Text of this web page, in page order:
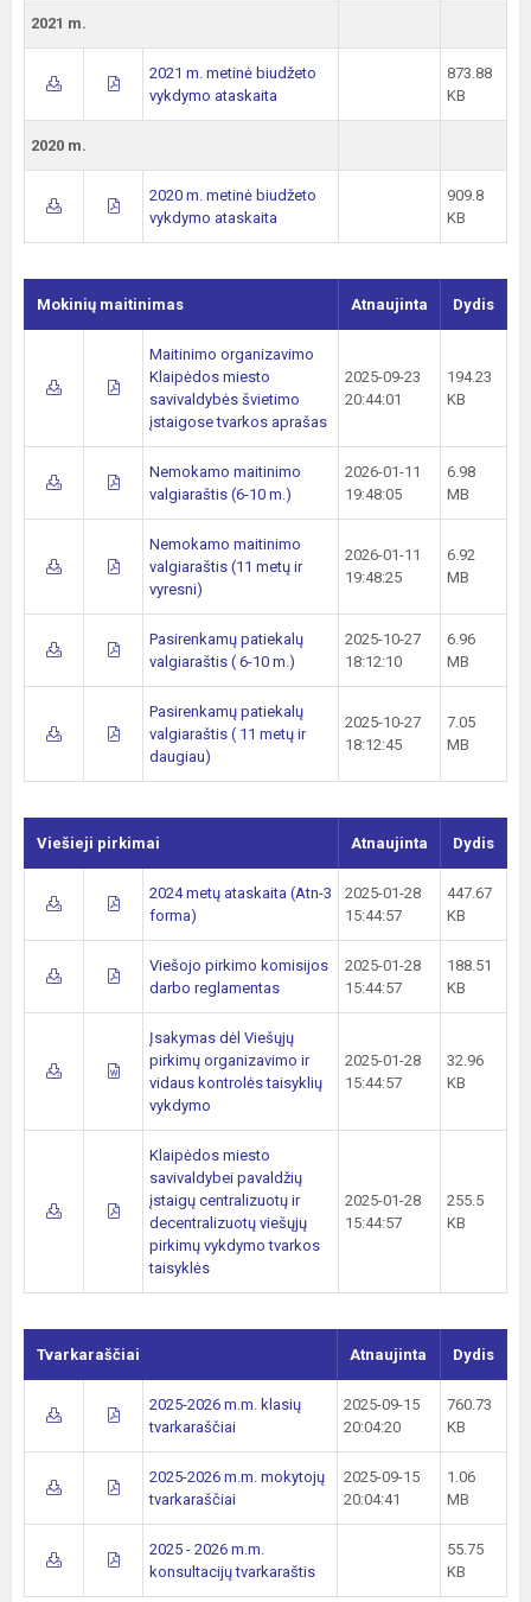
2021 m.
2021 m. metinė biudžeto
vykdymo ataskaita
873.88
KB
2020 m.
2020 m. metinė biudžeto
vykdymo ataskaita
909.8
KB
Mokinių maitinimas Atnaujinta Dydis
Maitinimo organizavimo
Klaipėdos miesto
savivaldybės švietimo
įstaigose tvarkos aprašas
2025-09-23
20:44:01
194.23
KB
Nemokamo maitinimo
valgiaraštis (6-10 m.)
2026-01-11
19:48:05
6.98
MB
Nemokamo maitinimo
valgiaraštis (11 metų ir
vyresni)
2026-01-11
19:48:25
6.92
MB
Pasirenkamų patiekalų
valgiaraštis ( 6-10 m.)
2025-10-27
18:12:10
6.96
MB
Pasirenkamų patiekalų
valgiaraštis ( 11 metų ir
daugiau)
2025-10-27
18:12:45
7.05
MB
Viešieji pirkimai Atnaujinta Dydis
2024 metų ataskaita (Atn-3
forma)
2025-01-28
15:44:57
447.67
KB
Viešojo pirkimo komisijos
darbo reglamentas
2025-01-28
15:44:57
188.51
KB
Įsakymas dėl Viešųjų
pirkimų organizavimo ir
vidaus kontrolės taisyklių
vykdymo
2025-01-28
15:44:57
32.96
KB
Klaipėdos miesto
savivaldybei pavaldžių
įstaigų centralizuotų ir
decentralizuotų viešųjų
pirkimų vykdymo tvarkos
taisyklės
2025-01-28
15:44:57
255.5
KB
Tvarkaraščiai Atnaujinta Dydis
2025-2026 m.m. klasių
tvarkaraščiai
2025-09-15
20:04:20
760.73
KB
2025-2026 m.m. mokytojų
tvarkaraščiai
2025-09-15
20:04:41
1.06
MB
2025 - 2026 m.m.
konsultacijų tvarkaraštis
55.75
KB